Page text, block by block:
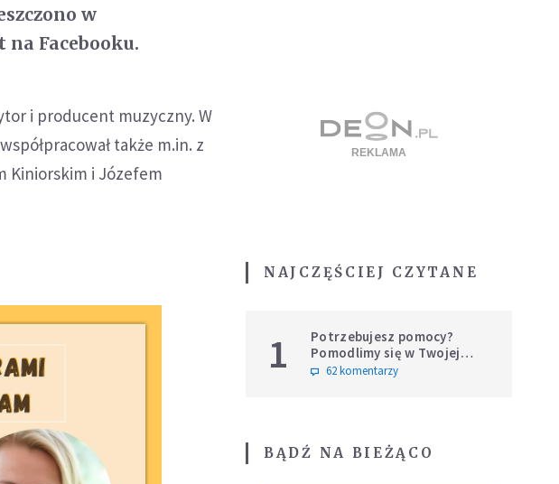
w
na Facebooku.
i producent muzyczny. W
także m.in. z
Kiniorskim i Józefem
NAJCZĘŚCIEJ CZYTANE
1
Potrzebujesz pomocy?
Pomodlimy się w Twojej
intencji
62 komentarzy
BĄDŹ NA BIEŻĄCO